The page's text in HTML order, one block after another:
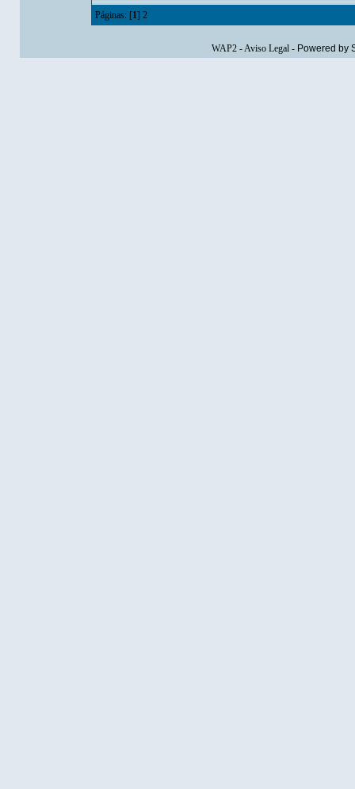
Páginas: [1] 2
WAP2-Aviso Legal- Powered by